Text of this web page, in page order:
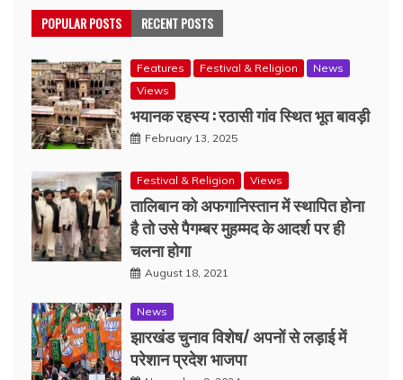
POPULAR POSTS RECENT POSTS
Features Festival & Religion
News
Views
भयानक रहस्य : रठासी गांव स्थित भूत बावड़ी
February 13, 2025
Festival & Religion Views
तालिबान को अफगानिस्तान में स्थापित होना
है तो उसे पैगम्बर मुहम्मद के आदर्श पर ही
चलना होगा
August 18, 2021
News
झारखंड चुनाव विशेष/ अपनों से लड़ाई में
परेशान प्रदेश भाजपा